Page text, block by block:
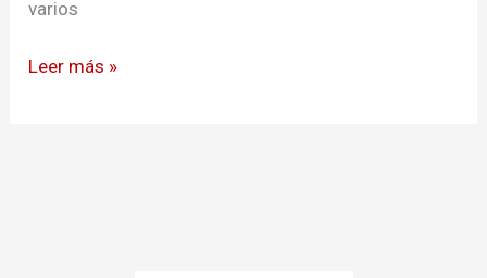
varios
Leer más »